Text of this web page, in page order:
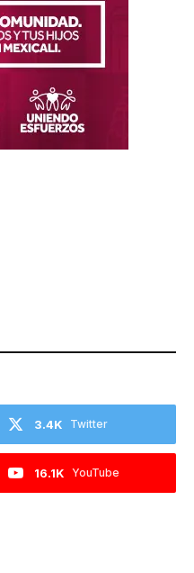
Twitter
3.4K
YouTube
16.1K